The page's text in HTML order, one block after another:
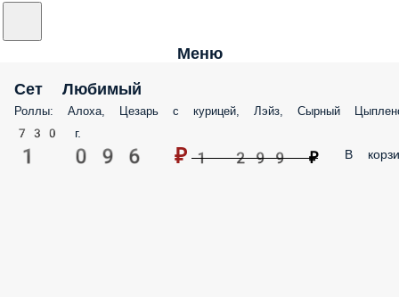
Меню
Сет Любимый
Роллы: Алоха, Цезарь с курицей, Лэйз, Сырный
730 г.
1 096 ₽ 1 299 ₽ В